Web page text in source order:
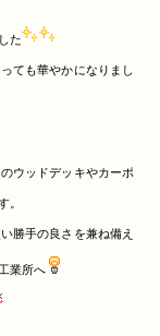
た
ても華やかになりまし
ウッドデッキやカーポ
。
勝手の良さを兼ね備え
業所へ